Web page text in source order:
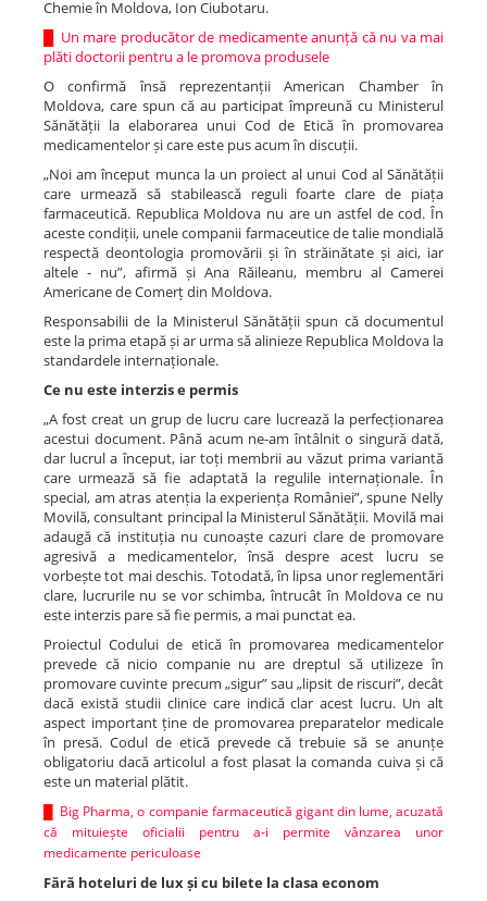
Chemie în Moldova, Ion Ciubotaru.
Un mare producător de medicamente anunță că nu va mai
plăti doctorii pentru a le promova produsele
O confirmă însă reprezentanții American Chamber în
Moldova, care spun că au participat împreună cu Ministerul
Sănătății la elaborarea unui Cod de Etică în promovarea
medicamentelor și care este pus acum în discuții.
„Noi am început munca la un proiect al unui Cod al Sănătății
care urmează să stabilească reguli foarte clare de piața
farmaceutică. Republica Moldova nu are un astfel de cod. În
aceste condiții, unele companii farmaceutice de talie mondială
respectă deontologia promovării și în străinătate și aici, iar
altele - nu”, afirmă și Ana Răileanu, membru al Camerei
Americane de Comerț din Moldova.
Responsabilii de la Ministerul Sănătății spun că documentul
este la prima etapă și ar urma să alinieze Republica Moldova la
standardele internaționale.
Ce nu este interzis e permis
„A fost creat un grup de lucru care lucrează la perfecționarea
acestui document. Până acum ne-am întâlnit o singură dată,
dar lucrul a început, iar toți membrii au văzut prima variantă
care urmează să fie adaptată la regulile internaționale. În
special, am atras atenția la experiența României”, spune Nelly
Movilă, consultant principal la Ministerul Sănătății. Movilă mai
adaugă că instituția nu cunoaște cazuri clare de promovare
agresivă a medicamentelor, însă despre acest lucru se
vorbește tot mai deschis. Totodată, în lipsa unor reglementări
clare, lucrurile nu se vor schimba, întrucât în Moldova ce nu
este interzis pare să fie permis, a mai punctat ea.
Proiectul Codului de etică în promovarea medicamentelor
prevede că nicio companie nu are dreptul să utilizeze în
promovare cuvinte precum „sigur” sau „lipsit de riscuri”, decât
dacă există studii clinice care indică clar acest lucru. Un alt
aspect important ține de promovarea preparatelor medicale
în presă. Codul de etică prevede că trebuie să se anunțe
obligatoriu dacă articolul a fost plasat la comanda cuiva și că
este un material plătit.
Big Pharma, o companie farmaceutică gigant din lume, acuzată
că mituiește oficialii pentru a-i permite vânzarea unor
medicamente periculoase
Fără hoteluri de lux și cu bilete la clasa econom